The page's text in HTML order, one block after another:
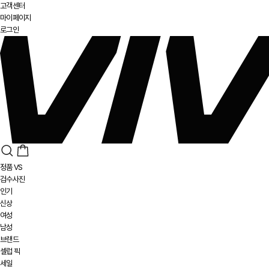
고객센터
마이페이지
로그인
정품 VS
검수사진
인기
신상
여성
남성
브랜드
셀럽 픽
세일